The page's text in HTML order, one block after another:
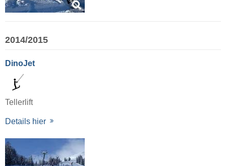
2014/2015
DinoJet
Tellerlift
Details hier